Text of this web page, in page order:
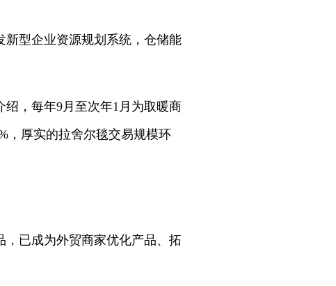
型企业资源规划系统，仓储能
，每年9月至次年1月为取暖商
，厚实的拉舍尔毯交易规模环
已成为外贸商家优化产品、拓